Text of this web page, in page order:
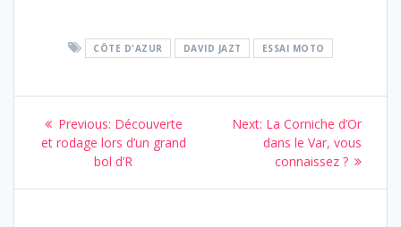
CÔTE D'AZUR DAVID JAZT ESSAI MOTO
Navigation
de
l’article
Previous: Previous
post:
Découverte
et rodage lors d’un grand
bol d’R
Next: Next
post:
La Corniche d’Or
dans le Var, vous
connaissez ?